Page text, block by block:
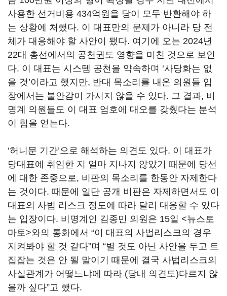
사용한 선거비용 434억원을 당이 모두 반환해야 하
는 상황에 처했다. 이 대표만의 문제가 아니라 당 전
체가 대응해야 할 사안이 됐다. 여기에 오는 2024년
22대 총선에서의 공천권도 영향을 미친 것으로 보인
다. 이 대표는 시스템 공천을 약속하며 ‘사당화는 없
을 것’이라고 했지만, 반대 목소리를 내온 의원들 입
장에서는 불안감이 가시지 않을 수 있다. 그 결과, 비
명계 의원들도 이 대표 엄호에 대오를 갖췄다는 분석
이 힘을 얻는다.
‘허니문 기간’으로 해석하는 의견도 있다. 이 대표가
당대표에 취임한 지 얼마 지나지 않았기 때문에 당선
에 대한 존중으로, 비판의 목소리를 한동안 자제한다
는 것이다. 때문에 일단 공개 비판은 자제하면서도 이
대표의 사법 리스크 정도에 따라 달리 대응할 수 있다
는 입장이다. 비명계인 김종민 의원은 15일 <뉴스토
마토>와의 통화에서 “이 대표의 사법리스크의 경우
지켜봐야 할 것 같다”며 “별 것도 아닌 사안을 두고 트
집잡는 것은 안 될 말이기 때문에 결국 사법리스크의
사실관계가 어떻느냐에 따라 (당내 의견도)다르지 않
을까 싶다”고 했다.